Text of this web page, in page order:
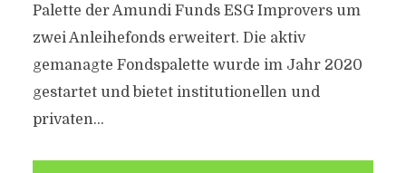
Palette der Amundi Funds ESG Improvers um
zwei Anleihefonds erweitert. Die aktiv
gemanagte Fondspalette wurde im Jahr 2020
gestartet und bietet institutionellen und
privaten...